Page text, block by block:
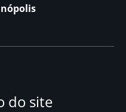
do site